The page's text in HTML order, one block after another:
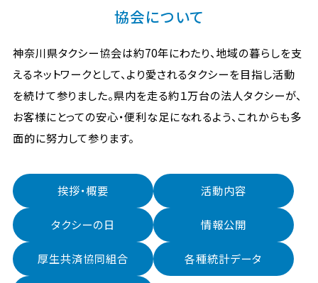
協会について
神奈川県タクシー協会は約70年にわたり、地域の暮らしを支
えるネットワークとして、より愛されるタクシーを目指し活動
を続けて参りました。県内を走る約１万台の法人タクシーが、
お客様にとっての安心・便利な足になれるよう、これからも多
面的に努力して参ります。
挨拶・概要 活動内容
タクシーの日 情報公開
厚生共済協同組合 各種統計データ